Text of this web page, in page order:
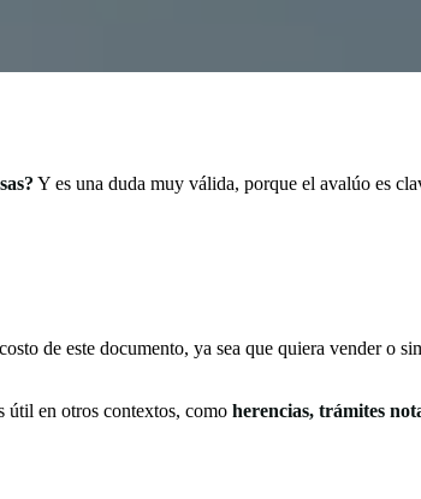
Y es una duda muy válida, porque el avalúo es
de este documento, ya sea que quiera vender o
útil en otros contextos, como herencias, trámites